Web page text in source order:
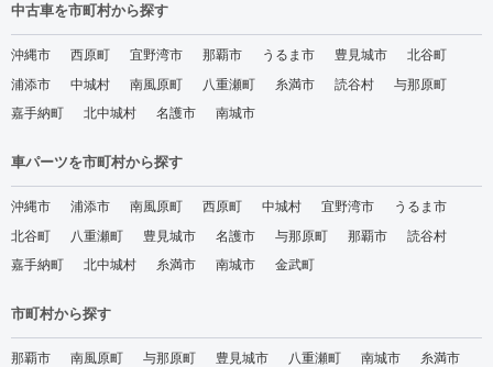
中古車を市町村から探す
沖縄市 西原町 宜野湾市 那覇市 うるま市 豊見城市
北谷町
浦添市
中城村 南風原町 八重瀬町 糸満市 読谷村
与那原町
嘉手納町
北中城村 名護市 南城市
車パーツを市町村から探す
沖縄市 浦添市 南風原町 西原町 中城村 宜野湾市
うるま市
北谷町
八重瀬町 豊見城市 名護市 与那原町 那覇市
読谷村
嘉手納町
北中城村 糸満市 南城市 金武町
市町村から探す
那覇市 南風原町 与那原町 豊見城市 八重瀬町 南城市
糸満市